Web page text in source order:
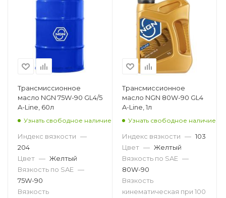
Трансмиссионное
масло NGN 75W-90 GL4/5
A-Line, 60л
Узнать свободное наличие
Индекс вязкости —
204
Цвет — Желтый
Вязкость по SAE —
75W-90
Вязкость
Трансмиссионное
масло NGN 80W-90 GL4
A-Line, 1л
Узнать свободное наличие
Индекс вязкости — 103
Цвет — Желтый
Вязкость по SAE —
80W-90
Вязкость
кинематическая при 100